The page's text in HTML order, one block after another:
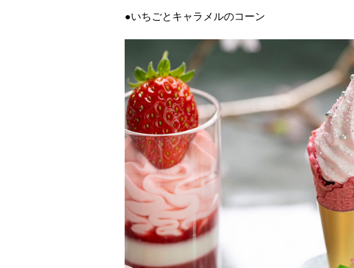
●いちごとキャラメルのコーン